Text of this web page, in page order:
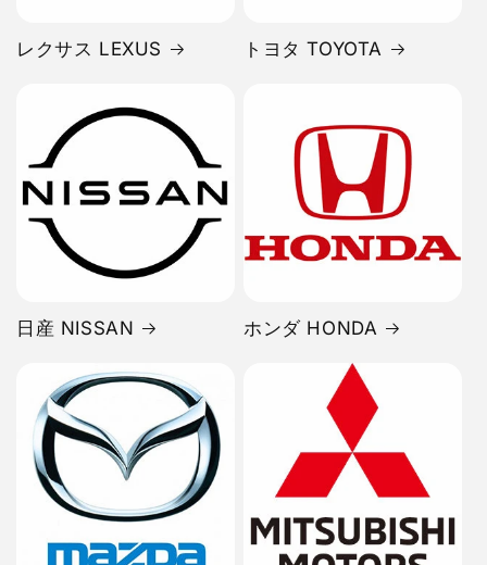
レクサス LEXUS トヨタ TOYOTA
日産 NISSAN ホンダ HONDA